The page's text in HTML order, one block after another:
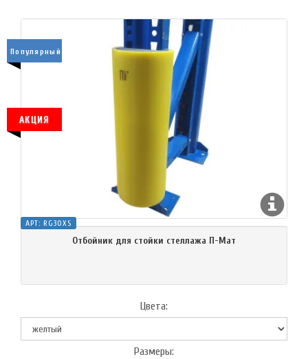
АРТ: RG30XS
Отбойник для стойки стеллажа П-Мат
Цвета:
Размеры:
Популярный
АКЦИЯ